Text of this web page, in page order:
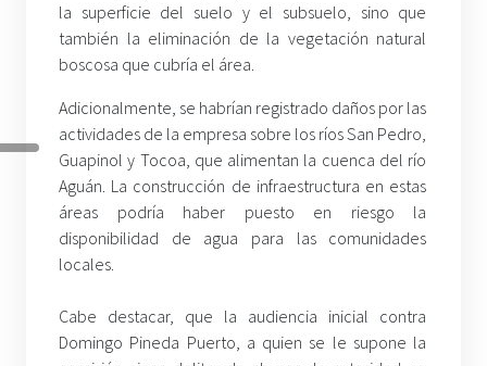
la superficie del suelo y el subsuelo, sino que
también la eliminación de la vegetación natural
boscosa que cubría el área.
Adicionalmente, se habrían registrado daños por las
actividades de la empresa sobre los ríos San Pedro,
Guapinol y Tocoa, que alimentan la cuenca del río
Aguán. La construcción de infraestructura en estas
áreas podría haber puesto en riesgo la
disponibilidad de agua para las comunidades
locales.
Cabe destacar, que la audiencia inicial contra
Domingo Pineda Puerto, a quien se le supone la